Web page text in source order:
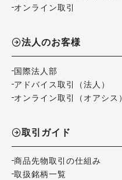
オンライン取引
法人のお客様
国際法人部
アドバイス取引（法人）
オンライン取引（オアシス）
取引ガイド
商品先物取引の仕組み
取扱銘柄一覧